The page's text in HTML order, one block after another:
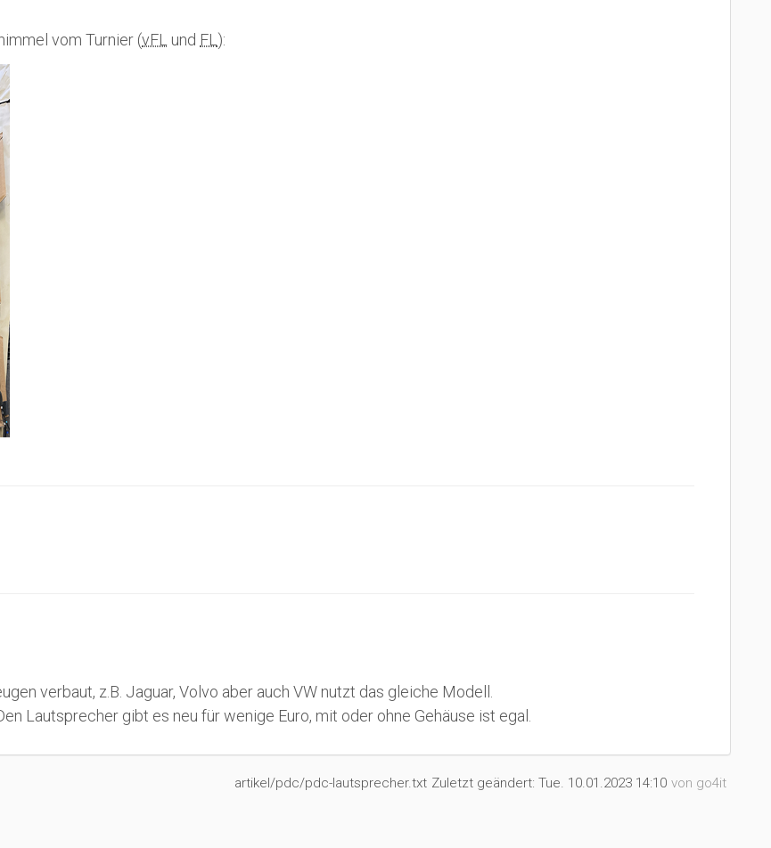
vom Turnier (vFL und FL ):
verbaut, z.B. Jaguar, Volvo aber auch VW nutzt das gleiche Modell.
Lautsprecher gibt es neu für wenige Euro, mit oder ohne Gehäuse ist egal.
artikel/pdc/pdc-lautsprecher.txt Zuletzt geändert: Tue. 10.01.2023 14:10 von go4it